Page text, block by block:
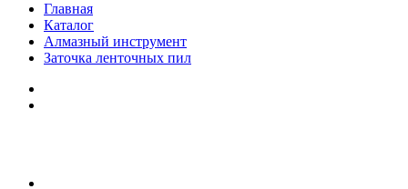
Главная
Каталог
Алмазный инструмент
Заточка ленточных пил